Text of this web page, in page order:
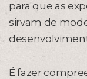
para que as
sirvam de
É fazer